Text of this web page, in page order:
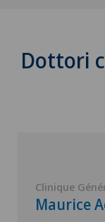
Dottori
Clinique
Maurice